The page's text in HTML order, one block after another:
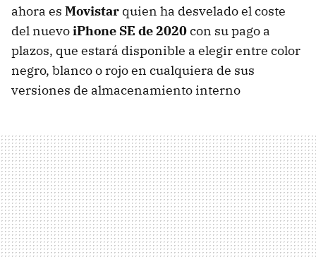
ahora es Movistar quien ha desvelado el coste
del nuevoiPhone SE de 2020con su pago a
plazos, que estará disponible a elegir entre color
negro, blanco o rojo en cualquiera de sus
versiones de almacenamiento interno